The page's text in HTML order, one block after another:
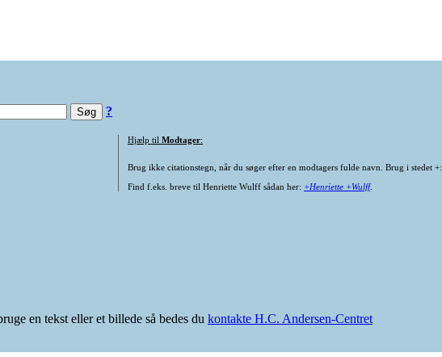
?
Hjælp til Modtager:
Brug ikke citationstegn, når du søger efter en modtagers fulde navn. Brug i stedet +:
Find f.eks. breve til Henriette Wulff sådan her: +Henriette +Wulff.
en tekst eller et billede så bedes du kontakte H.C. Andersen-Centret